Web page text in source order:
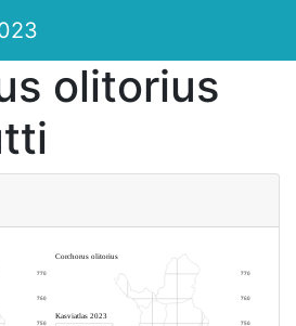
olitorius